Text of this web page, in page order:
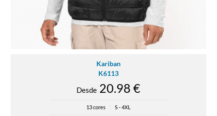
Kariban
K6113
Desde 20.98 €
13 cores S - 4XL